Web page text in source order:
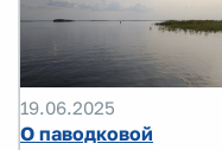
19.06.2025
О паводковой